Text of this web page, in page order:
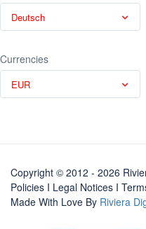
Deutsch
Currencies
EUR
Copyright © 2012 - 2026
Policies I Legal Notices I
Made With Love By Riviera